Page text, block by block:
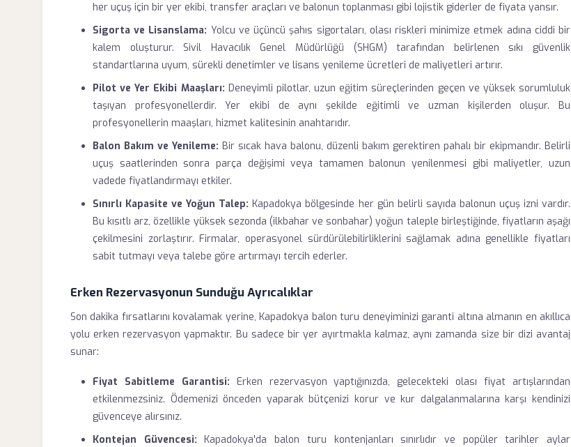
her uçuş için bir yer ekibi, transfer araçları ve balonun toplanması gibi lojistik giderler de fiyata yansır.
Sigorta ve Lisanslama: Yolcu ve üçüncü şahıs sigortaları, olası riskleri minimize etmek adına ciddi bir
kalem oluşturur. Sivil Havacılık Genel Müdürlüğü (SHGM) tarafından belirlenen sıkı güvenlik
standartlarına uyum, sürekli denetimler ve lisans yenileme ücretleri de maliyetleri artırır.
Pilot ve Yer Ekibi Maaşları: Deneyimli pilotlar, uzun eğitim süreçlerinden geçen ve yüksek sorumluluk
taşıyan profesyonellerdir. Yer ekibi de aynı şekilde eğitimli ve uzman kişilerden oluşur. Bu
profesyonellerin maaşları, hizmet kalitesinin anahtarıdır.
Balon Bakım ve Yenileme: Bir sıcak hava balonu, düzenli bakım gerektiren pahalı bir ekipmandır. Belirli
uçuş saatlerinden sonra parça değişimi veya tamamen balonun yenilenmesi gibi maliyetler, uzun
vadede fiyatlandırmayı etkiler.
Sınırlı Kapasite ve Yoğun Talep: Kapadokya bölgesinde her gün belirli sayıda balonun uçuş izni vardır.
Bu kısıtlı arz, özellikle yüksek sezonda (ilkbahar ve sonbahar) yoğun taleple birleştiğinde, fiyatların aşağı
çekilmesini zorlaştırır. Firmalar, operasyonel sürdürülebilirliklerini sağlamak adına genellikle fiyatları
sabit tutmayı veya talebe göre artırmayı tercih ederler.
Erken Rezervasyonun Sunduğu Ayrıcalıklar
Son dakika fırsatlarını kovalamak yerine, Kapadokya balon turu deneyiminizi garanti altına almanın en akıllıca
yolu erken rezervasyon yapmaktır. Bu sadece bir yer ayırtmakla kalmaz, aynı zamanda size bir dizi avantaj
sunar:
Fiyat Sabitleme Garantisi: Erken rezervasyon yaptığınızda, gelecekteki olası fiyat artışlarından
etkilenmezsiniz. Ödemenizi önceden yaparak bütçenizi korur ve kur dalgalanmalarına karşı kendinizi
güvenceye alırsınız.
Kontejan Güvencesi: Kapadokya'da balon turu kontenjanları sınırlıdır ve popüler tarihler aylar